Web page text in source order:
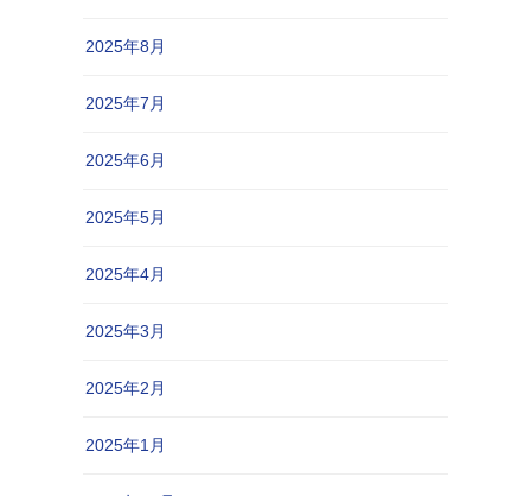
2025年8月
2025年7月
2025年6月
2025年5月
2025年4月
2025年3月
2025年2月
2025年1月